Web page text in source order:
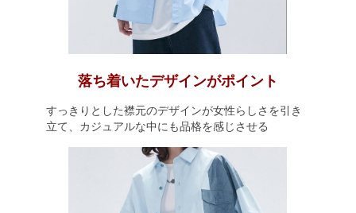
落ち着いたデザインがポイント
すっきりとした襟元のデザインが女性らしさを引き
立て、カジュアルな中にも品格を感じさせる